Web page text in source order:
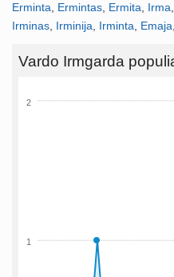
Erminta
Ermintas Ermita Irma
Irminas Irminija Irminta Emaja
Vardo Irmgarda
1
2